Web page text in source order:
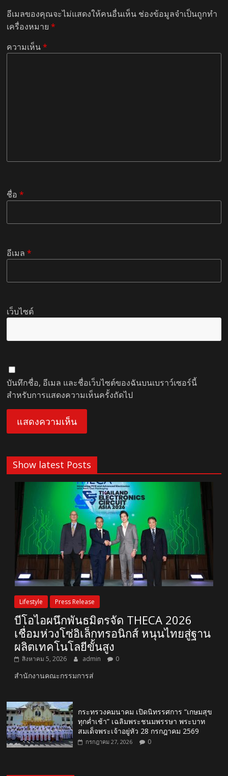
อีเมลของคุณจะไม่แสดงให้คนอื่นเห็น ช่องข้อมูลจำเป็นถูกทำ
เครื่องหมาย*
ความเห็น*
ชื่อ*
อีเมล*
เว็บไซต์
บันทึกชื่อ, อีเมล และชื่อเว็บไซต์ของฉันบนเบราว์เซอร์นี้
สำหรับการแสดงความเห็นครั้งถัดไป
Show latest Posts
Lifestyle Press Release
บีโอไอผนึกพันธมิตรจัด THECA 2026
เชื่อมห่วงโซ่อิเล็กทรอนิกส์ หนุนไทยสู่ฐาน
ผลิตเทคโนโลยีขั้นสูง
สิงหาคม 5, 2026 admin 0
สำนักงานคณะกรรมการส่
กระทรวงคมนาคม เปิดนิทรรศการ “เกษมสุข
ทุกค่ำเช้า” เฉลิมพระชนมพรรษา พระบาท
สมเด็จพระเจ้าอยู่หัว 28 กรกฎาคม 2569
กรกฎาคม 27, 2026 0